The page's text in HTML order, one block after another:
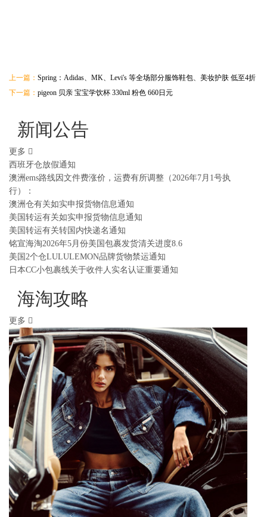
上一篇： Spring：Adidas、MK、Levi's 等全场部分服饰鞋包、美妆护肤 低至4折
下一篇： pigeon 贝亲 宝宝学饮杯 330ml 粉色 660日元
新闻公告
更多
西班牙仓放假通知
澳洲ems路线因文件费涨价，运费有所调整（2026年7月1号执
行）：
澳洲仓有关如实申报货物信息通知
美国转运有关如实申报货物信息通知
美国转运有关转国内快递名通知
铭宣海淘2026年5月份美国包裹发货清关进度8.6
美国2个仓LULULEMON品牌货物禁运通知
日本CC小包裹线关于收件人实名认证重要通知
海淘攻略
更多